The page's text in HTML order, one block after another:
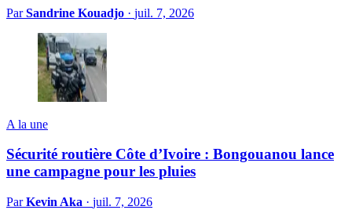
ParSandrine Kouadjo · juil. 7, 2026
A la une
Sécurité routière Côte d’Ivoire : Bongouanou lance
une campagne pour les pluies
ParKevin Aka · juil. 7, 2026